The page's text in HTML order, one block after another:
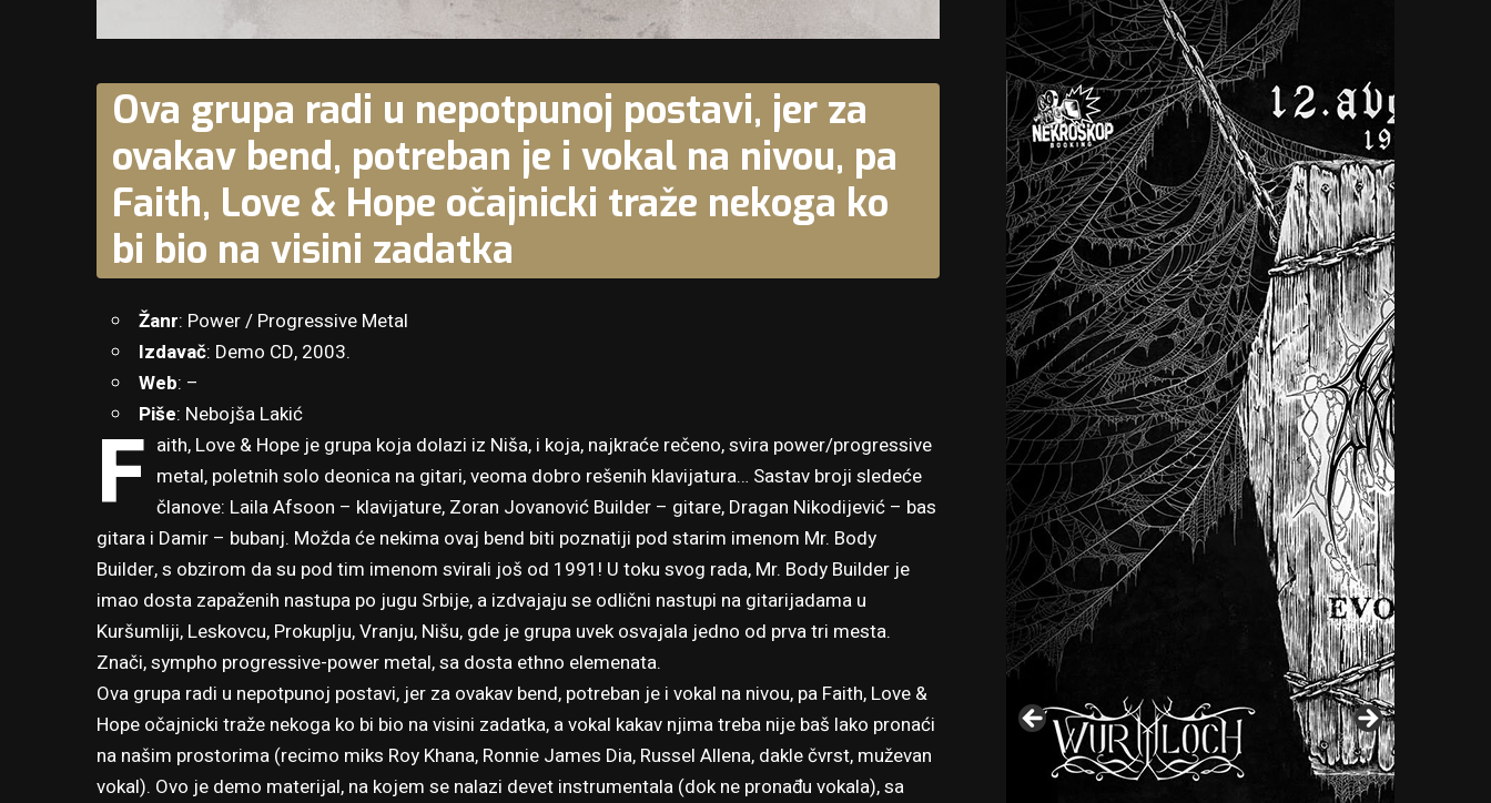
Ova grupa radi u nepotpunoj postavi, jer za
ovakav bend, potreban je i vokal na nivou, pa
Faith, Love & Hope očajnicki traže nekoga ko
bi bio na visini zadatka
Žanr: Power / Progressive Metal
Izdavač: Demo CD, 2003.
Web: –
Piše: Nebojša Lakić
F aith, Love & Hope je grupa koja dolazi iz Niša, i koja, najkraće rečeno, svira power/progressive
metal, poletnih solo deonica na gitari, veoma dobro rešenih klavijatura… Sastav broji sledeće
članove: Laila Afsoon – klavijature, Zoran Jovanović Builder – gitare, Dragan Nikodijević – bas
gitara i Damir – bubanj. Možda će nekima ovaj bend biti poznatiji pod starim imenom Mr. Body
Builder, s obzirom da su pod tim imenom svirali još od 1991! U toku svog rada, Mr. Body Builder je
imao dosta zapaženih nastupa po jugu Srbije, a izdvajaju se odlični nastupi na gitarijadama u
Kuršumliji, Leskovcu, Prokuplju, Vranju, Nišu, gde je grupa uvek osvajala jedno od prva tri mesta.
Znači, sympho progressive-power metal, sa dosta ethno elemenata.
Ova grupa radi u nepotpunoj postavi, jer za ovakav bend, potreban je i vokal na nivou, pa Faith, Love &
Hope očajnicki traže nekoga ko bi bio na visini zadatka, a vokal kakav njima treba nije baš lako pronaći
na našim prostorima (recimo miks Roy Khana, Ronnie James Dia, Russel Allena, dakle čvrst, muževan
vokal). Ovo je demo materijal, na kojem se nalazi devet instrumentala (dok ne pronađu vokala), sa